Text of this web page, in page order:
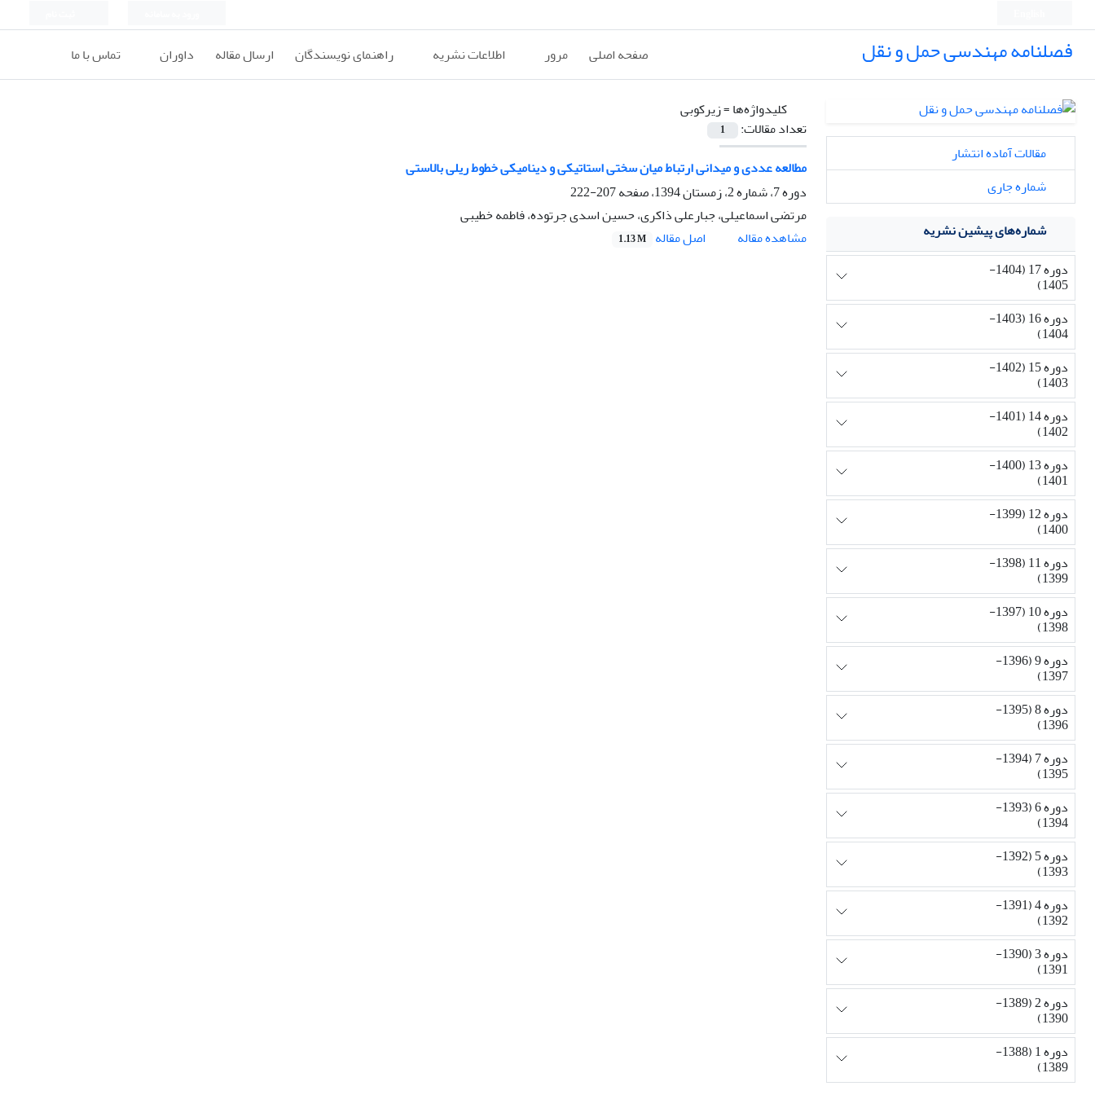
فصلنامه مهندسی حمل و نقل صفحه اصلی مرور اطلاعات نشریه راهنمای نویسندگان ارسال مقاله داوران تماس با ما
کلیدواژه‌ها =زیرکوبی
تعداد مقالات:
1
مطالعه عددی و میدانی ارتباط میان سختی استاتیکی و دینامیکی خطوط ریلی بالاستی
دوره 7، شماره 2، زمستان 1394، صفحه
207-222
مرتضی اسماعیلی، جبارعلی ذاکری، حسین اسدی جرتوده، فاطمه خطیبی
مشاهده مقاله
اصل مقاله 1.13 M
مقالات آماده انتشار
شماره جاری
شماره‌های پیشین نشریه
دوره 17 (1404-
1405)
دوره 16 (1403-
1404)
دوره 15 (1402-
1403)
دوره 14 (1401-
1402)
دوره 13 (1400-
1401)
دوره 12 (1399-
1400)
دوره 11 (1398-
1399)
دوره 10 (1397-
1398)
دوره 9 (1396-
1397)
دوره 8 (1395-
1396)
دوره 7 (1394-
1395)
دوره 6 (1393-
1394)
دوره 5 (1392-
1393)
دوره 4 (1391-
1392)
دوره 3 (1390-
1391)
دوره 2 (1389-
1390)
دوره 1 (1388-
1389)